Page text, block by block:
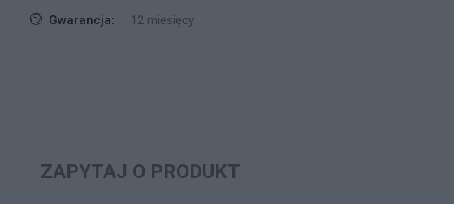
Gwarancja:
12 miesięcy
ZAPYTAJ O PRODUKT